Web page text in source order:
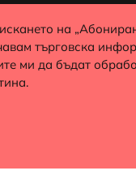
на
търговска
ми да бъдат